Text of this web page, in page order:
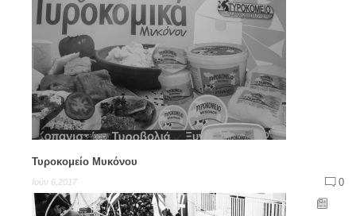
Τυροκομείο Μυκόνου
Ιούν 6,2017 0